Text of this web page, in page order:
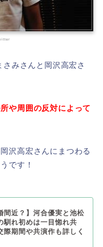
みさんと岡沢高宏さ
や周囲の反対によって
沢高宏さんにまつわる
です！
間近？】河合優実と池松
馴れ初めは一目惚れ共
際期間や共演作も詳しく